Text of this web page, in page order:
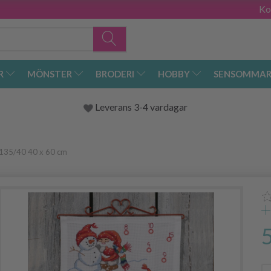
MÖNSTER BRODERI HOBBY
Leverans 3-4 vardagar
40 40 x 60 cm